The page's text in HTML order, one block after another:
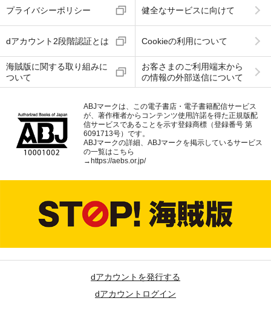
プライバシーポリシー 健全なサービスに向けて
dアカウント2段階認証とは Cookieの利用について
海賊版に関する取り組みに
ついて
お客さまのご利用端末から
の情報の外部送信について
ABJマークは、この電子書店・電子書籍配信サービス
が、著作権者からコンテンツ使用許諾を得た正規版配
信サービスであることを示す登録商標（登録番号 第
6091713号）です。
ABJマークの詳細、ABJマークを掲示しているサービス
の一覧はこちら
→ https://aebs.or.jp/
dアカウントを発行する
dアカウントログイン